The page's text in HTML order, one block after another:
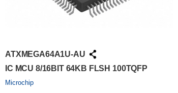
ATXMEGA64A1U-AU
IC MCU 8/16BIT 64KB FLSH 100TQFP
Microchip